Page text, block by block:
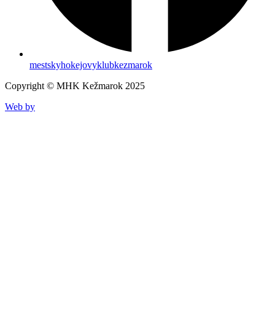
mestskyhokejovyklubkezmarok
Copyright © MHK Kežmarok 2025
Web by